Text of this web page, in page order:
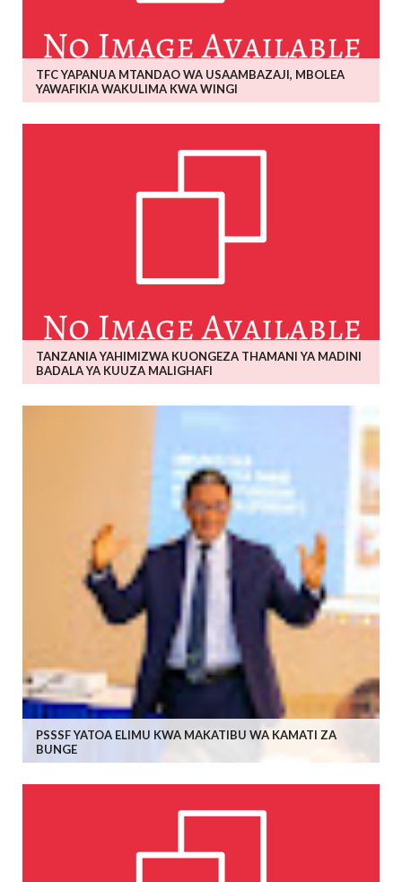
TFC YAPANUA MTANDAO WA USAAMBAZAJI, MBOLEA
YAWAFIKIA WAKULIMA KWA WINGI
TANZANIA YAHIMIZWA KUONGEZA THAMANI YA MADINI
BADALA YA KUUZA MALIGHAFI
PSSSF YATOA ELIMU KWA MAKATIBU WA KAMATI ZA
BUNGE